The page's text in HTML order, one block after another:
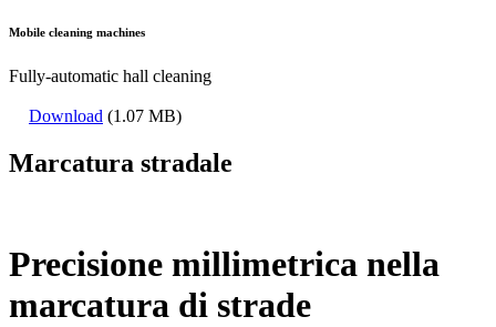
Mobile cleaning machines
Fully-automatic hall cleaning
Download (1.07 MB)
Marcatura stradale
Precisione millimetrica nella
marcatura di strade